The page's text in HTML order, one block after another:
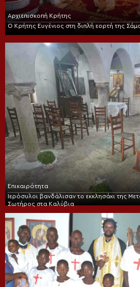
Αρχιεπισκοπή Κρήτης
Ο Κρήτης Ευγένιος στη διπλή εορτή της
Επικαιρότητα
Ιερόσυλοι βανδάλισαν το εκκλησάκι της
Σωτήρος στα Καλύβια